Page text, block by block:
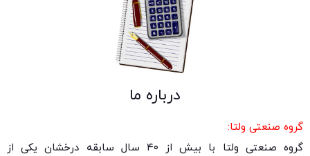
درباره ما
گروه صنعتی ولتا:
گروه صنعتی ولتا با بیش از ۴۰ سال سابقه درخشان یکی از